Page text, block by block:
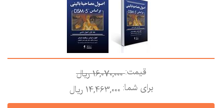
قیمت:16,070,000 ريال
برای شما:14,463,000 ريال